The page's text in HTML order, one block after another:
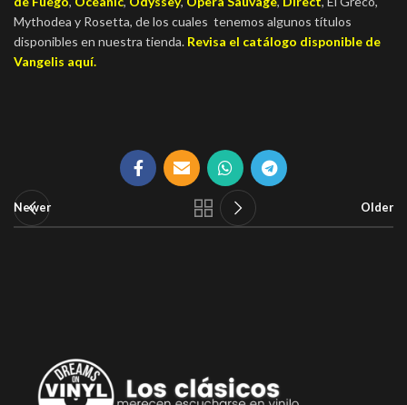
Mythodea y Rosetta, de los cuales tenemos algunos títulos
disponibles en nuestra tienda. Revisa el catálogo disponible de
Vangelis aquí.
Newer Older